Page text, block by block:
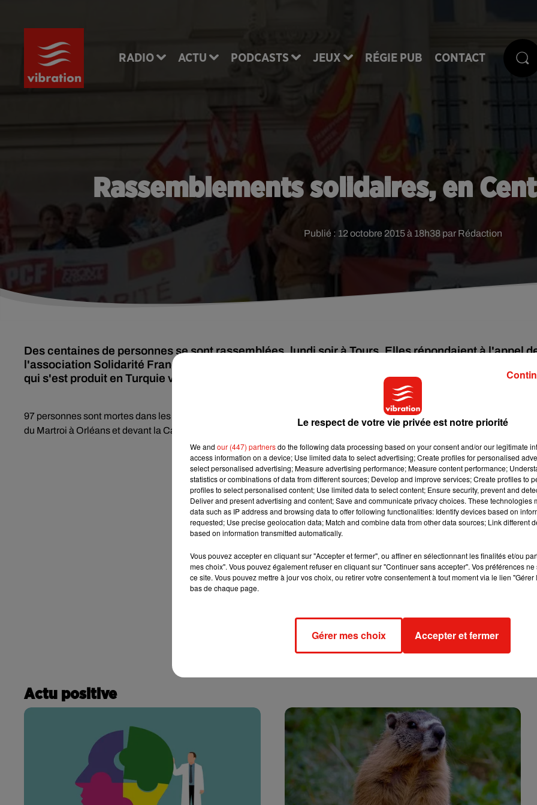
RADIO ACTU PODCASTS JEUX RÉGIE PUB CONTACT
Rassemblements solidaires, en
Publié : 12 octobre 2015 à 18h38 par Rédaction
Des centaines de personnes se sont rassemblées, lundi soir à Tours. Elles répondaient à l'appel
l'association Solidarité France-Kurdistan d'Indre-et-Loire, en hommage aux victimes de l'attentat
qui s'est produit en Turquie vendredi.
97 personnes sont mortes dans les explosions. Déjà samedi, plus d’une centaine de personnes se sont rassemblées place
du Martroi à Orléans et devant la Cathédrale.
Actu positive
Le respect de votre vie privée est notre priorité
We and our (447) partnersdo the following data processing based on your consent and/or our legitimate
access information on a device; Use limited data to select advertising; Create profiles for personalised
select personalised advertising; Measure advertising performance; Measure content performance;
statistics or combinations of data from different sources; Develop and improve services; Create profiles to
profiles to select personalised content; Use limited data to select content; Ensure security, prevent and
Deliver and present advertising and content; Save and communicate privacy choices. These technologies
data such as IP address and browsing data to offer following functionalities: Identify devices based on
requested; Use precise geolocation data; Match and combine data from other data sources; Link different
based on information transmitted automatically.
Vous pouvez accepter en cliquant sur "Accepter et fermer", ou affiner en sélectionnant les finalités et/ou
mes choix". Vous pouvez également refuser en cliquant sur "Continuer sans accepter". Vos préférences
ce site. Vous pouvez mettre à jour vos choix, ou retirer votre consentement à tout moment via le lien
bas de chaque page.
Gérer mes choix Accepter et fermer